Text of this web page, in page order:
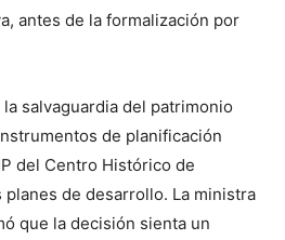
antes de la formalización por
salvaguardia del patrimonio
de planificación
del Centro Histórico de
que la decisión sienta un